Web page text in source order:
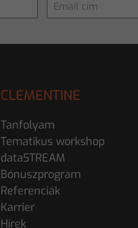
CLEMENTINE
Tanfolyam
Tematikus workshop
dataSTREAM
Bónuszprogram
Referenciák
Karrier
Hírek